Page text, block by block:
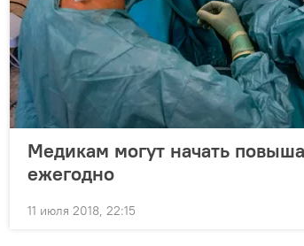
Медикам могут начать
ежегодно
11 июля 2018, 22:15